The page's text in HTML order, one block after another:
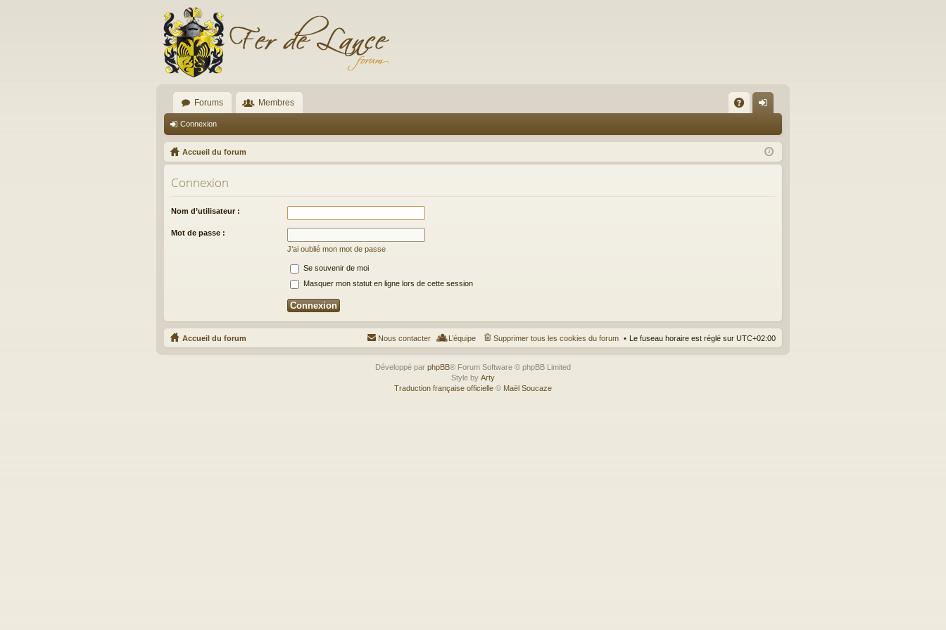
Forums Membres
Q ne
xi
Connexion
Accueil du forum
Connexion
Nom d’utilisateur :
Mot de passe :
J’ai oublié mon mot de passe
Se souvenir de moi
Masquer mon statut en ligne lors de cette session
Accueil du forum Le fuseau horaire est réglé sur UTC+02:00
Supprimer tous les cookies du forum
L’équipe
Nous contacter
Développé par phpBB® Forum Software © phpBB Limited
Style by Arty
Traduction française officielle © Maël Soucaze